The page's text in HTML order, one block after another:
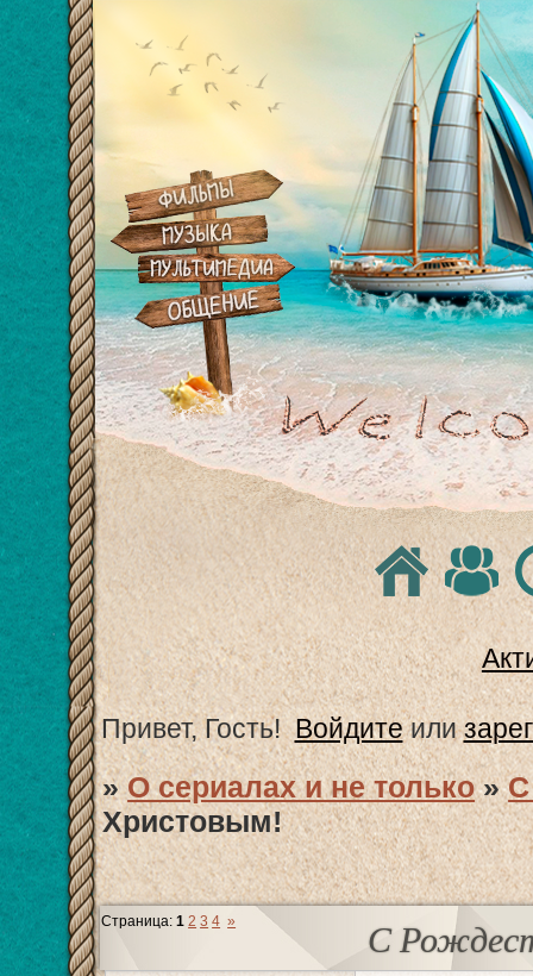
Привет, Гость! Войдитеили
»О сериалах и не только »С
Христовым!
С
Страница:1 2 3 4 »